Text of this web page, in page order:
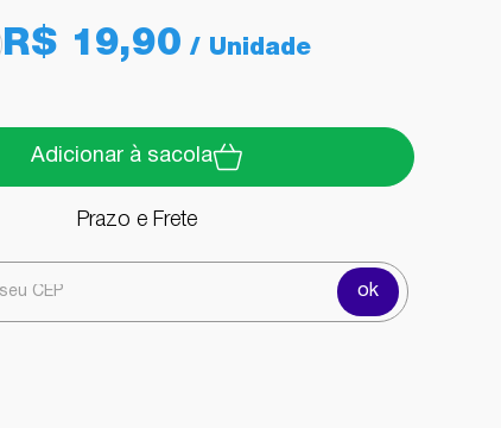
R$ 19,90
Adicionar à sacola
Prazo e Frete
ok